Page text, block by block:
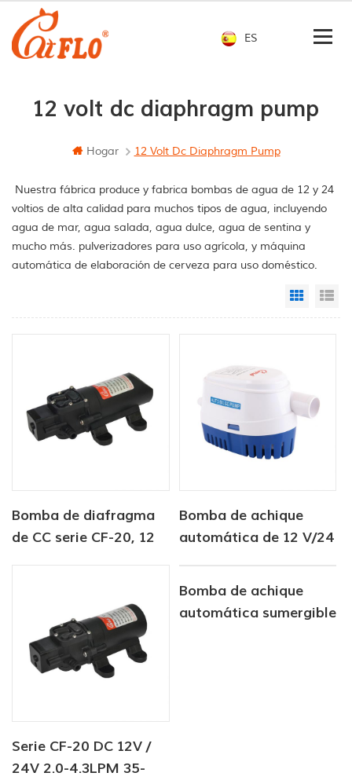
ES
12 volt dc diaphragm pump
Hogar 12 Volt Dc Diaphragm Pump
Nuestra fábrica produce y fabrica bombas de agua de 12 y 24
voltios de alta calidad para muchos tipos de agua, incluyendo
agua de mar, agua salada, agua dulce, agua de sentina y
mucho más. pulverizadores para uso agrícola, y máquina
automática de elaboración de cerveza para uso doméstico.
Grid
Bomba de diafragma
de CC serie CF-20, 12
Bomba de achique
automática de 12 V/24
Serie CF-20 DC 12V /
24V 2.0-4.3LPM 35-
Bomba de achique
automática sumergible